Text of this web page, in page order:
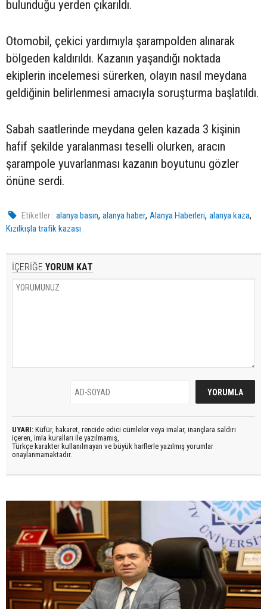
bulunduğu yerden çıkarıldı.
Otomobil, çekici yardımıyla şarampolden alınarak
bölgeden kaldırıldı. Kazanın yaşandığı noktada
ekiplerin incelemesi sürerken, olayın nasıl meydana
geldiğinin belirlenmesi amacıyla soruşturma başlatıldı.
Sabah saatlerinde meydana gelen kazada 3 kişinin
hafif şekilde yaralanması teselli olurken, aracın
şarampole yuvarlanması kazanın boyutunu gözler
önüne serdi.
Etiketler : alanya basın,alanya haber,Alanya Haberleri,alanya kaza,
Kızılkışla trafik kazası
İÇERİĞE YORUM KAT
UYARI: Küfür, hakaret, rencide edici cümleler veya imalar, inançlara saldırı
içeren, imla kuralları ile yazılmamış,
Türkçe karakter kullanılmayan ve büyük harflerle yazılmış yorumlar
onaylanmamaktadır.